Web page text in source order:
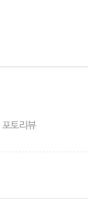
포토리뷰